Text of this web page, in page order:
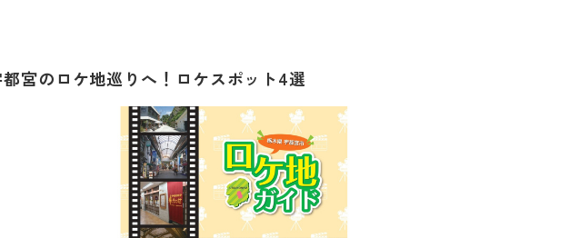
宮のロケ地巡りへ！ロケスポット4選